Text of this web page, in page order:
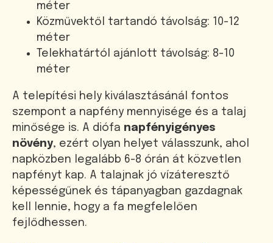
méter
Közművektől tartandó távolság: 10-12
méter
Telekhatártól ajánlott távolság: 8-10
méter
A telepítési hely kiválasztásánál fontos
szempont a napfény mennyisége és a talaj
minősége is. A diófa napfényigényes
növény, ezért olyan helyet válasszunk, ahol
napközben legalább 6-8 órán át közvetlen
napfényt kap. A talajnak jó vízáteresztő
képességűnek és tápanyagban gazdagnak
kell lennie, hogy a fa megfelelően
fejlődhessen.